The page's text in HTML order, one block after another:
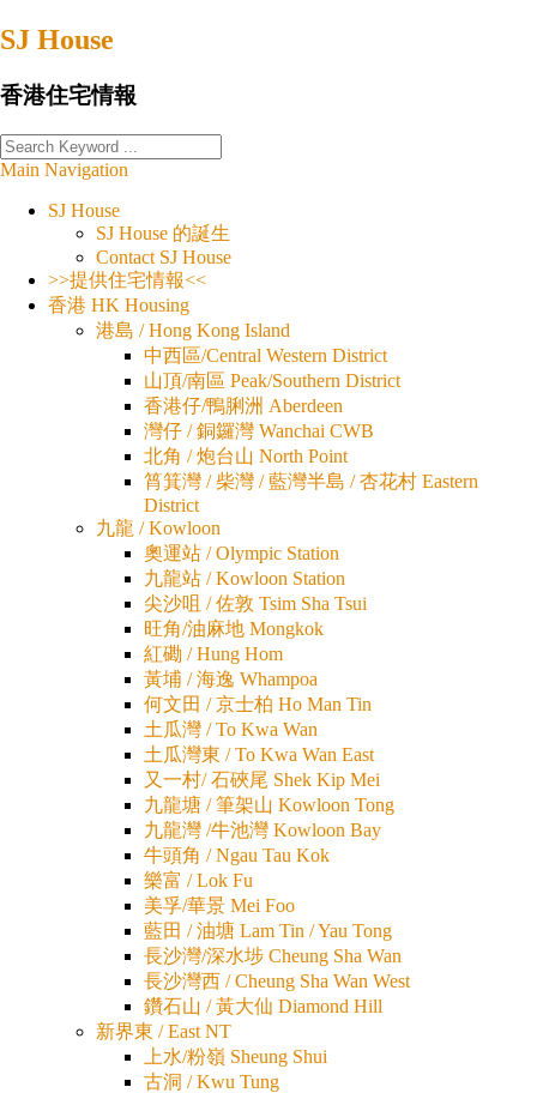
Skip
to
SJ House
香港住宅情報
Main Navigation
SJ House
SJ House 的誕生
Contact SJ House
>>提供住宅情報<<
香港 HK Housing
港島 / Hong Kong Island
中西區/Central Western District
山頂/南區 Peak/Southern District
香港仔/鴨脷洲 Aberdeen
灣仔 / 銅鑼灣 Wanchai CWB
北角 / 炮台山 North Point
筲箕灣 / 柴灣 / 藍灣半島 / 杏花村 Eastern
District
九龍 / Kowloon
奧運站 / Olympic Station
九龍站 / Kowloon Station
尖沙咀 / 佐敦 Tsim Sha Tsui
旺角/油麻地 Mongkok
紅磡 / Hung Hom
黃埔 / 海逸 Whampoa
何文田 / 京士柏 Ho Man Tin
土瓜灣 / To Kwa Wan
土瓜灣東 / To Kwa Wan East
又一村/ 石硤尾 Shek Kip Mei
九龍塘 / 筆架山 Kowloon Tong
九龍灣 /牛池灣 Kowloon Bay
牛頭角 / Ngau Tau Kok
樂富 / Lok Fu
美孚/華景 Mei Foo
藍田 / 油塘 Lam Tin / Yau Tong
長沙灣/深水埗 Cheung Sha Wan
長沙灣西 / Cheung Sha Wan West
鑽石山 / 黃大仙 Diamond Hill
新界東 / East NT
上水/粉嶺 Sheung Shui
古洞 / Kwu Tung